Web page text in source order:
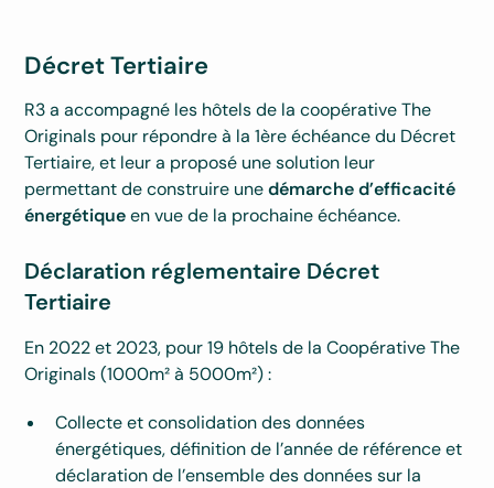
Décret Tertiaire
R3 a accompagné les hôtels de la coopérative The
Originals pour répondre à la 1ère échéance du Décret
Tertiaire, et leur a proposé une solution leur
permettant de construire unedémarche d’efficacité
énergétiqueen vue de la prochaine échéance.
Déclaration réglementaire Décret
Tertiaire
En 2022 et 2023, pour 19 hôtels de la Coopérative The
Originals (1000m² à 5000m²) :
Collecte et consolidation des données
énergétiques, définition de l’année de référence et
déclaration de l’ensemble des données sur la